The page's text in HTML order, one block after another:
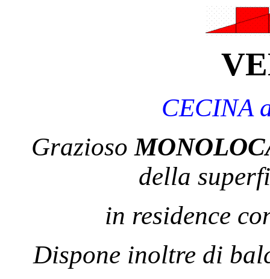
CECINA
Grazioso
della
in residence
Dispone inoltre di